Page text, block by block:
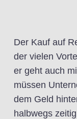
Der Kauf auf
der vielen
er geht auch
müssen
dem Geld
halbwegs